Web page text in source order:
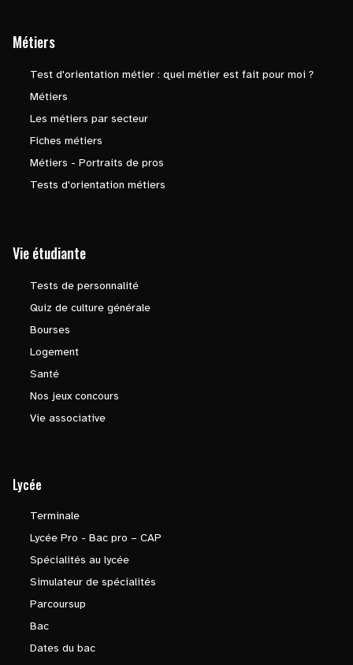
Métiers
Test d'orientation métier : quel métier est fait pour moi ?
Métiers
Les métiers par secteur
Fiches métiers
Métiers - Portraits de pros
Tests d'orientation métiers
Vie étudiante
Tests de personnalité
Quiz de culture générale
Bourses
Logement
Santé
Nos jeux concours
Vie associative
Lycée
Terminale
Lycée Pro - Bac pro – CAP
Spécialités au lycée
Simulateur de spécialités
Parcoursup
Bac
Dates du bac